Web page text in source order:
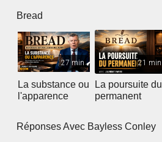
Bread
27 min
La substance ou
l'apparence
21 min
La poursuite du
permanent
Réponses Avec Bayless Conley